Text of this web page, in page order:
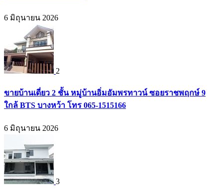
6 มิถุนายน 2026
2
ขายบ้านเดี่ยว 2 ชั้น หมู่บ้านอิ่มอัมพรทาวน์ ซอยราชพฤกษ์ 9
ใกล้ BTS บางหว้า โทร 065-1515166
6 มิถุนายน 2026
3